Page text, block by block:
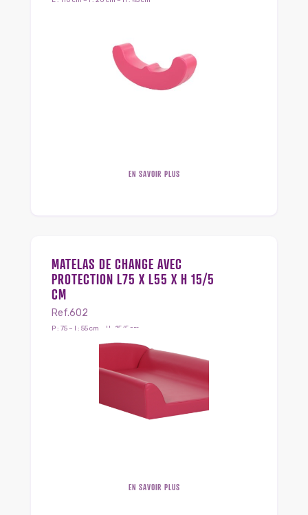
EN SAVOIR PLUS
MATELAS DE CHANGE AVEC
PROTECTION L75 X L55 X H 15/5
CM
Ref.602
P : 75 – l : 55 cm – H : 15/5 cm
EN SAVOIR PLUS